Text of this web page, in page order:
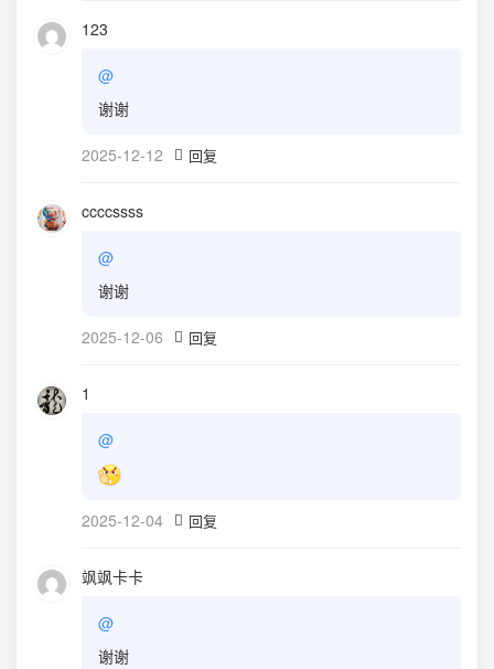
123
@
谢谢
2025-12-12 回复
ccccssss
@
谢谢
2025-12-06 回复
1
@
2025-12-04 回复
飒飒卡卡
@
谢谢